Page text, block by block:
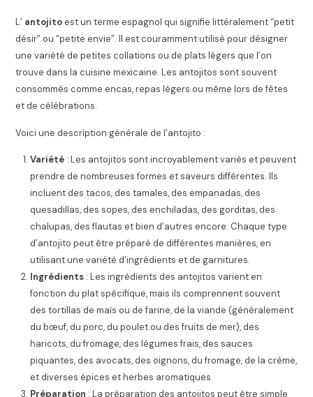
L’ antojitoest un terme espagnol qui signifie littéralement “petit
désir” ou “petite envie”. Il est couramment utilisé pour désigner
une variété de petites collations ou de plats légers que l’on
trouve dans la cuisine mexicaine. Les antojitos sont souvent
consommés comme encas, repas légers ou même lors de fêtes
et de célébrations.
Voici une description générale de l’antojito :
Variété : Les antojitos sont incroyablement variés et peuvent
prendre de nombreuses formes et saveurs différentes. Ils
incluent des tacos, des tamales, des empanadas, des
quesadillas, des sopes, des enchiladas, des gorditas, des
chalupas, des flautas et bien d’autres encore. Chaque type
d’antojito peut être préparé de différentes manières, en
utilisant une variété d’ingrédients et de garnitures.
Ingrédients : Les ingrédients des antojitos varient en
fonction du plat spécifique, mais ils comprennent souvent
des tortillas de maïs ou de farine, de la viande (généralement
du bœuf, du porc, du poulet ou des fruits de mer), des
haricots, du fromage, des légumes frais, des sauces
piquantes, des avocats, des oignons, du fromage, de la crème,
et diverses épices et herbes aromatiques.
Préparation : La préparation des antojitos peut être simple